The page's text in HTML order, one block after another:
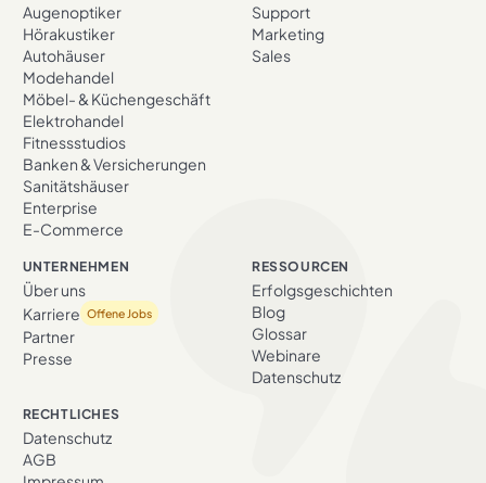
Augenoptiker
Hörakustiker
Autohäuser
Modehandel
Möbel- & Küchengeschäft
Elektrohandel
Fitnessstudios
Banken & Versicherungen
Sanitätshäuser
Enterprise
E-Commerce
Support
Marketing
Sales
UNTERNEHMEN
Über uns
Karriere Offene Jobs
Partner
Presse
RESSOURCEN
Erfolgs­geschichten
Blog
Glossar
Webinare
Datenschutz
RECHTLICHES
Datenschutz
AGB